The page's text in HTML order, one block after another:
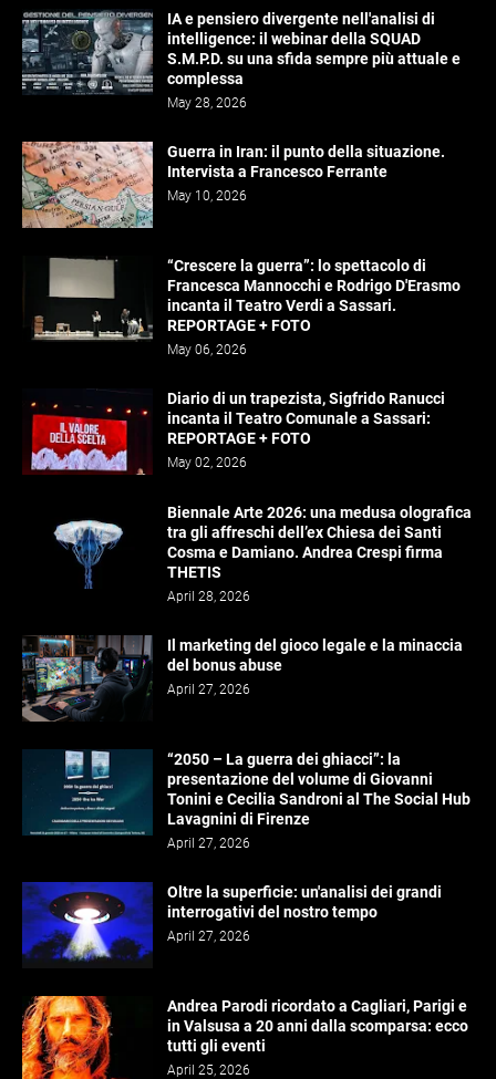
IA e pensiero divergente nell'analisi di
intelligence: il webinar della SQUAD
S.M.P.D. su una sfida sempre più attuale e
complessa
May 28, 2026
Guerra in Iran: il punto della situazione.
Intervista a Francesco Ferrante
May 10, 2026
“Crescere la guerra”: lo spettacolo di
Francesca Mannocchi e Rodrigo D'Erasmo
incanta il Teatro Verdi a Sassari.
REPORTAGE + FOTO
May 06, 2026
Diario di un trapezista, Sigfrido Ranucci
incanta il Teatro Comunale a Sassari:
REPORTAGE + FOTO
May 02, 2026
Biennale Arte 2026: una medusa olografica
tra gli affreschi dell’ex Chiesa dei Santi
Cosma e Damiano. Andrea Crespi firma
THETIS
April 28, 2026
Il marketing del gioco legale e la minaccia
del bonus abuse
April 27, 2026
“2050 – La guerra dei ghiacci”: la
presentazione del volume di Giovanni
Tonini e Cecilia Sandroni al The Social Hub
Lavagnini di Firenze
April 27, 2026
Oltre la superficie: un'analisi dei grandi
interrogativi del nostro tempo
April 27, 2026
Andrea Parodi ricordato a Cagliari, Parigi e
in Valsusa a 20 anni dalla scomparsa: ecco
tutti gli eventi
April 25, 2026